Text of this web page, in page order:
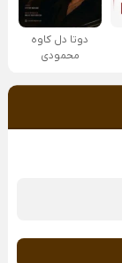
دوتا دل کاوه
محمودی